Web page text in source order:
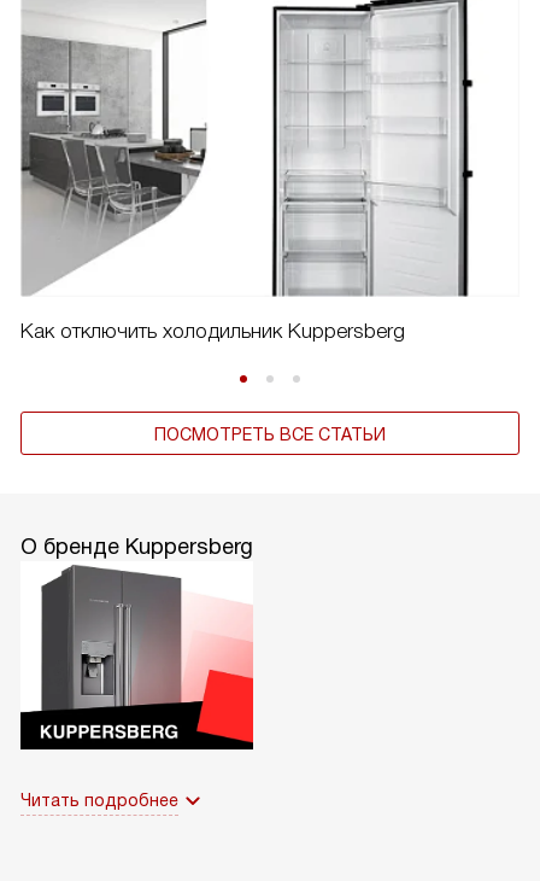
Как отключить холодильник Kuppersberg
ПОСМОТРЕТЬ ВСЕ СТАТЬИ
О бренде Kuppersberg
Читать подробнее